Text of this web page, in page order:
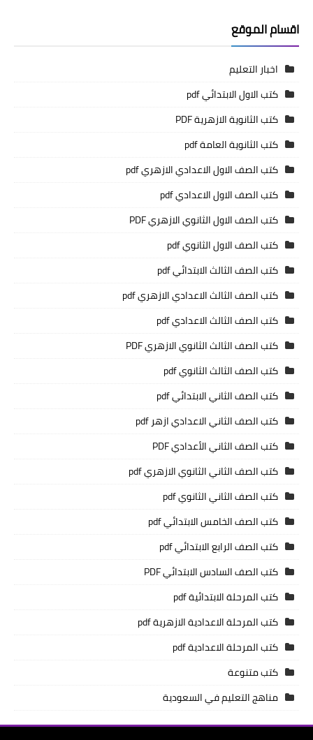
اقسام الموقع
اخبار التعليم
كتب الاول الابتدائي pdf
كتب الثانوية الازهرية PDF
كتب الثانوية العامة pdf
كتب الصف الاول الاعدادي الازهري pdf
كتب الصف الاول الاعدادي pdf
كتب الصف الاول الثانوي الازهري PDF
كتب الصف الاول الثانوي pdf
كتب الصف الثالث الابتدائي pdf
كتب الصف الثالث الاعدادي الازهري pdf
كتب الصف الثالث الاعدادي pdf
كتب الصف الثالث الثانوي الازهري PDF
كتب الصف الثالث الثانوي pdf
كتب الصف الثاني الابتدائي pdf
كتب الصف الثاني الاعدادي ازهر pdf
كتب الصف الثاني الأعدادي PDF
كتب الصف الثاني الثانوي الازهري pdf
كتب الصف الثاني الثانوي pdf
كتب الصف الخامس الابتدائي pdf
كتب الصف الرابع الابتدائي pdf
كتب الصف السادس الابتدائي PDF
كتب المرحلة الابتدائية pdf
كتب المرحلة الاعدادية الازهرية pdf
كتب المرحلة الاعدادية pdf
كتب متنوعة
مناهج التعليم في السعودية